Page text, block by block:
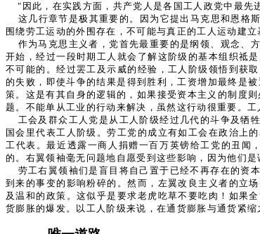
"因此，在实践方面，共产党人是各国工人政党中最
这几行章节是极其重要的。因为它提出马克思和恩格
围绕劳工运动的外围存在，不可能与真正的工人运动建立
作为马克思主义者，党首先最重要的是纲领、观念、
开始，经过一段时期工人就会了解这阶级的基本组织祗
不可能的。经过罢工及示威的经验，工人阶级领悟到获
的失败，即使斗争的结果是得到胜利，工资增加最终是
策。这是有其自身的逻辑的，如果接受资本主义的制度
题。不能单从工业的行动来解决，虽然这行动很重要。
工会及群众工人党是从工人阶级经过几代的斗争及牺
国会里代表工人阶级。劳工党的成立有如工会在政治上
工代表。最近透露一商人捐赠一百万英镑给工党的丑闻
的。右翼领袖毫无问题地自愿受到这些影响，因为他们
劳工右翼领袖们是盲目将自己置于已经不再存在的资
到来的事变的影响粉碎的。然而，左翼改良主义者的立
及温和的政策。这似乎是要求老虎吃草不要吃肉！如果
货膨胀的爆发。以工人阶级来说，在通货膨胀与通货紧